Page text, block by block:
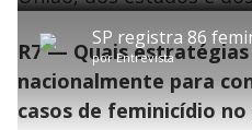
P
l
porEntrevista
P V
l
t
a
r
0
s
e
g
A
n
ç
a
1
0
s
e
e
3
.
3
%
R7 — Quais
nacionalmente para
casos de feminicídio no